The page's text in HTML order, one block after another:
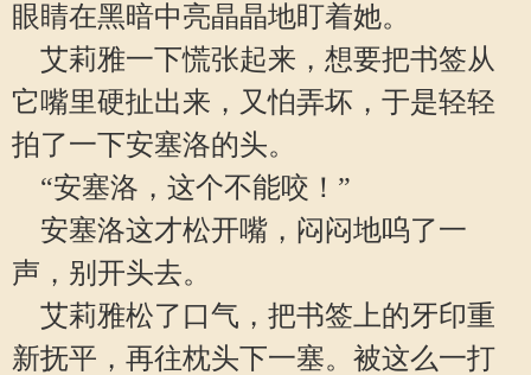
眼睛在黑暗中亮晶晶地盯着她。
艾莉雅一下慌张起来，想要把书签从
它嘴里硬扯出来，又怕弄坏，于是轻轻
拍了一下安塞洛的头。
“安塞洛，这个不能咬！”
安塞洛这才松开嘴，闷闷地呜了一
声，别开头去。
艾莉雅松了口气，把书签上的牙印重
新抚平，再往枕头下一塞。被这么一打